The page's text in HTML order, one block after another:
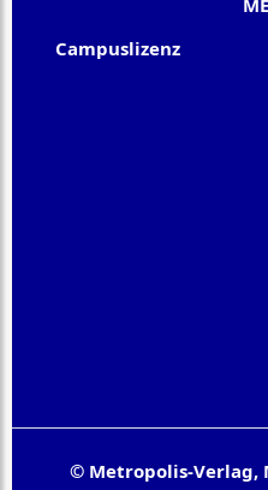
Campuslizenz
© Metropolis-Verlag,